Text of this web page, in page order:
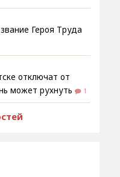
Героя Труда
отключат от
может рухнуть
1